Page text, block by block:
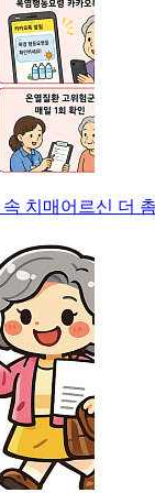
치매어르신 더